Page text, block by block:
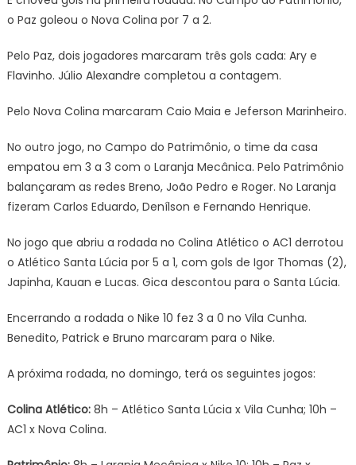
o Paz goleou o Nova Colina por 7 a 2.
Pelo Paz, dois jogadores marcaram três gols cada: Ary e
Flavinho. Júlio Alexandre completou a contagem.
Pelo Nova Colina marcaram Caio Maia e Jeferson Marinheiro.
No outro jogo, no Campo do Patrimônio, o time da casa
empatou em 3 a 3 com o Laranja Mecânica. Pelo Patrimônio
balançaram as redes Breno, João Pedro e Roger. No Laranja
fizeram Carlos Eduardo, Denílson e Fernando Henrique.
No jogo que abriu a rodada no Colina Atlético o AC1 derrotou
o Atlético Santa Lúcia por 5 a 1, com gols de Igor Thomas (2),
Japinha, Kauan e Lucas. Gica descontou para o Santa Lúcia.
Encerrando a rodada o Nike 10 fez 3 a 0 no Vila Cunha.
Benedito, Patrick e Bruno marcaram para o Nike.
A próxima rodada, no domingo, terá os seguintes jogos:
Colina Atlético: 8h – Atlético Santa Lúcia x Vila Cunha; 10h –
AC1 x Nova Colina.